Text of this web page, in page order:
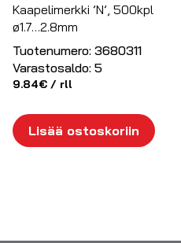
Kaapelimerkki ’N’, 500kpl
ø1.7…2.8mm
Tuotenumero: 3680311
Varastosaldo: 5
9.84€ / rll
Lisää ostoskoriin